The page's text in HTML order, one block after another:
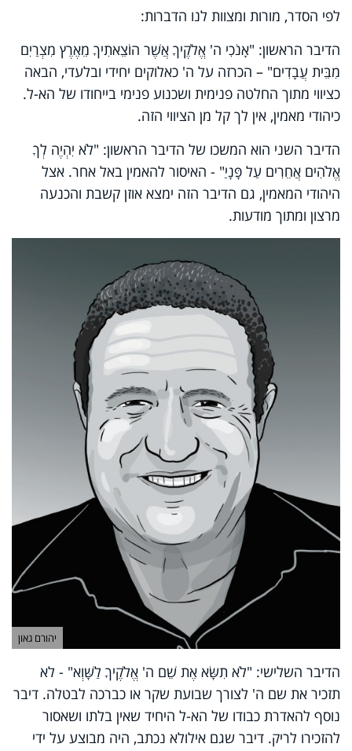
לפי הסדר, מורות ומצוות לנו הדברות:
הדיבר הראשון: "אָנֹכִי ה' אֱלֹקֶיךָ אֲשֶׁר הוֹצֵאתִיךָ מֵאֶרֶץ מִצְרַיִם
מִבֵּית עֲבָדִים" – הכרזה על ה' כאלוקים יחידי ובלעדי, הבאה
כציווי מתוך החלטה פנימית ושכנוע פנימי בייחודו של הא-ל.
כיהודי מאמין, אין לך קל מן הציווי הזה.
הדיבר השני הוא המשכו של הדיבר הראשון: "לֹא יִהְיֶה לְךָ
אֱלֹהִים אֲחֵרִים עַל פָּנָיַ" - האיסור להאמין באל אחר. אצל
היהודי המאמין, גם הדיבר הזה ימצא אוזן קשבת והכנעה
מרצון ומתוך מודעות.
יהורם גאון
הדיבר השלישי: "לֹא תִשָּׂא אֶת שֵׁם ה' אֱלֹקֶיךָ לַשָּׁוְא" - לא
תזכיר את שם ה' לצורך שבועת שקר או כברכה לבטלה. דיבר
נוסף להאדרת כבודו של הא-ל היחיד שאין בלתו ושאסור
להזכירו לריק. דיבר שגם אילולא נכתב, היה מבוצע על ידי